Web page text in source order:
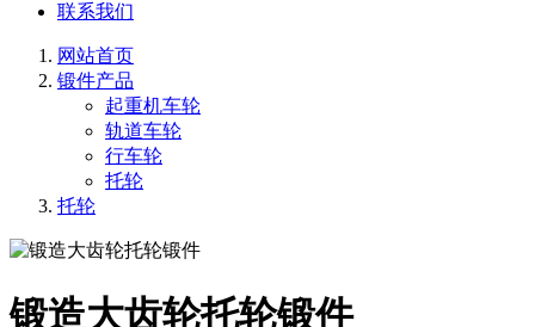
联系我们
网站首页
锻件产品
起重机车轮
轨道车轮
行车轮
托轮
托轮
锻造大齿轮托轮锻件